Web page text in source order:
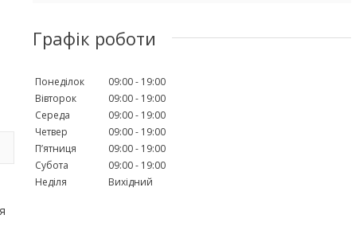
Графік роботи
Понеділок 09:00
19:00
Вівторок
09:00
19:00
Середа
09:00
19:00
Четвер
09:00
19:00
Пʼятниця
09:00
19:00
Субота
09:00
19:00
Неділя
Вихідний